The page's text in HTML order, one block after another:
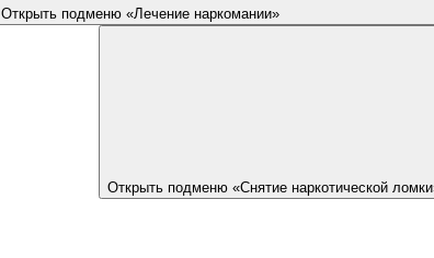
Открыть подменю «Лечение наркомании»
Открыть подменю «Снятие наркотической